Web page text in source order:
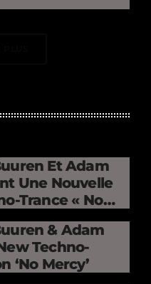
Et Adam
Une Nouvelle
Trance « No
& Adam
Techno-
‘No Mercy’